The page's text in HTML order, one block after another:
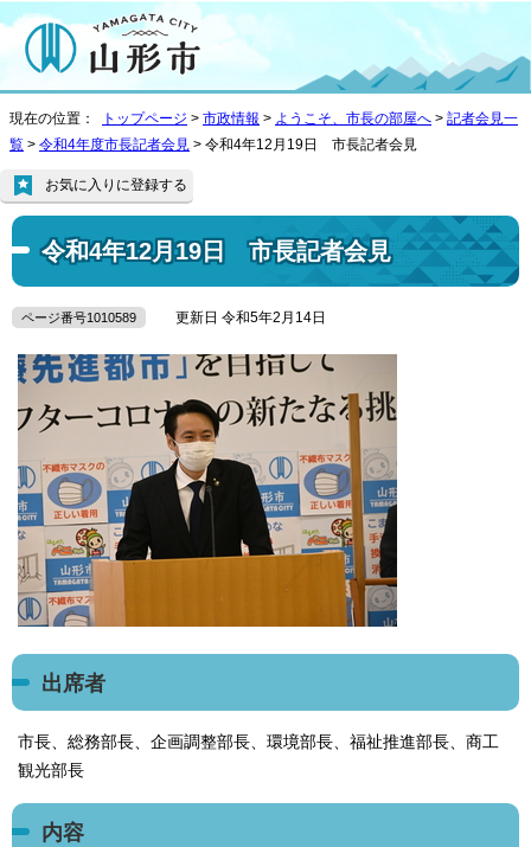
現在の位置： トップページ > 市政情報 > ようこそ、市長の部屋へ > 記者会見一
覧 > 令和4年度市長記者会見 > 令和4年12月19日 市長記者会見
令和4年12月19日 市長記者会見
お気に入りに登録する
ページ番号1010589 更新日 令和5年2月14日
出席者
市長、総務部長、企画調整部長、環境部長、福祉推進部長、商工
観光部長
内容